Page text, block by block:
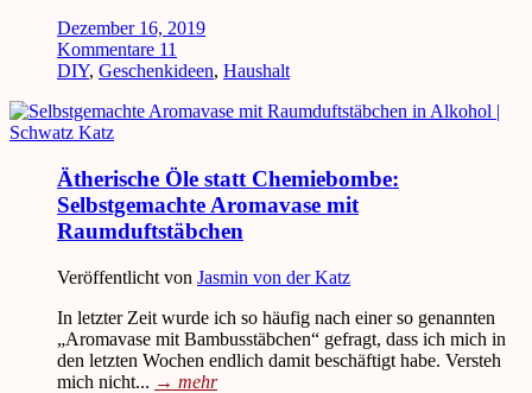
Dezember 16, 2019
Kommentare 11
DIY, Geschenkideen, Haushalt
Ätherische Öle statt Chemiebombe:
Selbstgemachte Aromavase mit
Raumduftstäbchen
Veröffentlicht von Jasmin von der Katz
In letzter Zeit wurde ich so häufig nach einer so genannten
„Aromavase mit Bambusstäbchen“ gefragt, dass ich mich in
den letzten Wochen endlich damit beschäftigt habe. Versteh
mich nicht... → mehr